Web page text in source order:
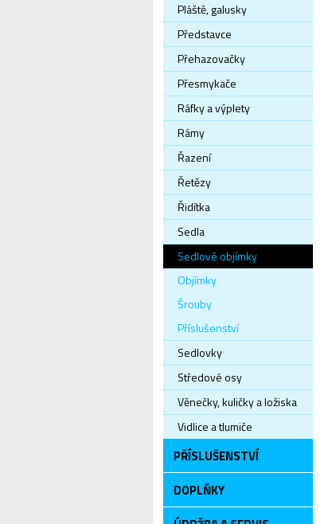
Pláště, galusky
Představce
Přehazovačky
Přesmykače
Ráfky a výplety
Rámy
Řazení
Řetězy
Řidítka
Sedla
Sedlové objímky
Objímky
Šrouby
Příslušenství
Sedlovky
Středové osy
Věnečky, kuličky a ložiska
Vidlice a tlumiče
PŘÍSLUŠENSTVÍ
DOPLŇKY